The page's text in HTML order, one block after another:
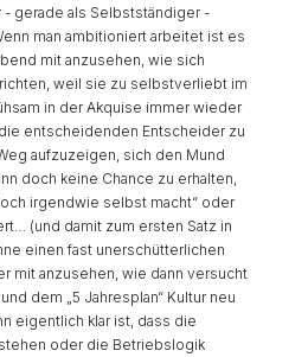
- gerade als Selbstständiger -
man ambitioniert arbeitet ist es
mit anzusehen, wie sich
weil sie zu selbstverliebt im
in der Akquise immer wieder
entscheidenden Entscheider zu
aufzuzeigen, sich den Mund
doch keine Chance zu erhalten,
irgendwie selbst macht“ oder
(und damit zum ersten Satz in
einen fast unerschütterlichen
mit anzusehen, wie dann versucht
dem „5 Jahresplan“ Kultur neu
eigentlich klar ist, dass die
oder die Betriebslogik